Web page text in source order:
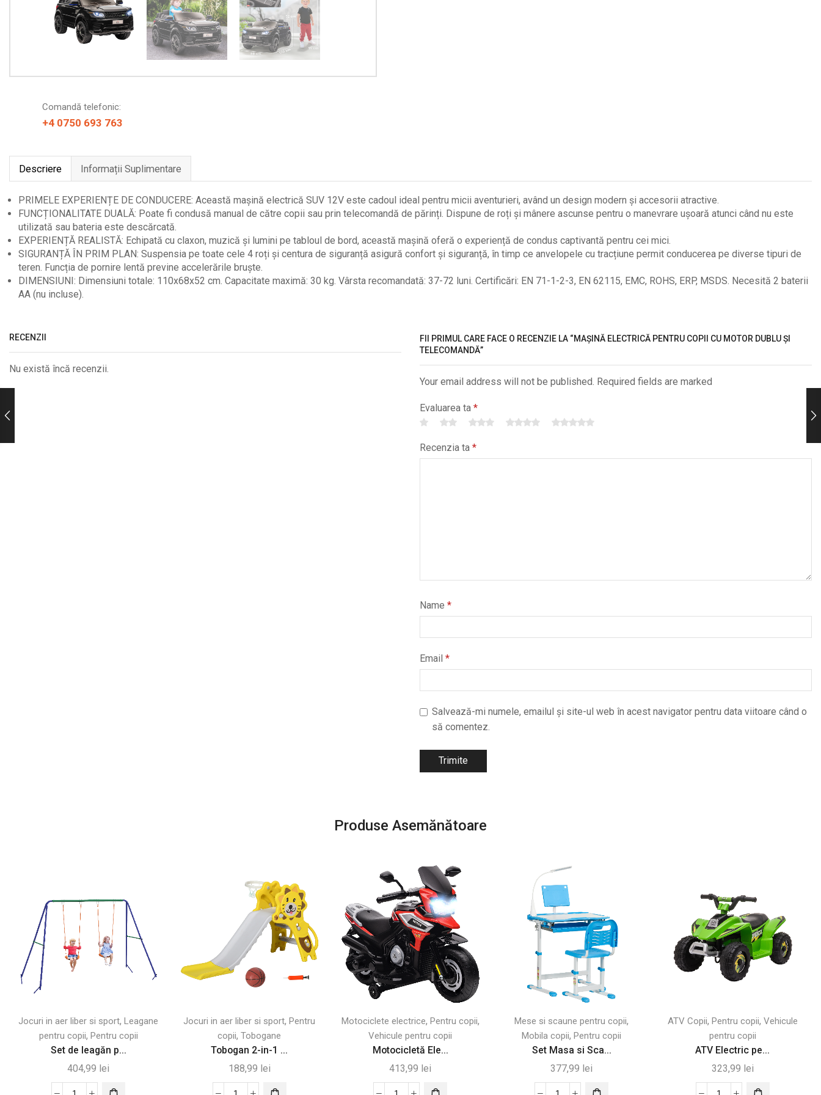
Comandă telefonic:
+4 0750 693 763
Descriere Informații Suplimentare
PRIMELE EXPERIENȚE DE CONDUCERE: Această mașină electrică SUV 12V este cadoul ideal pentru micii aventurieri, având un design modern și accesorii atractive.
FUNCȚIONALITATE DUALĂ: Poate fi condusă manual de către copii sau prin telecomandă de părinți. Dispune de roți și mânere ascunse pentru o manevrare ușoară atunci când nu este
utilizată sau bateria este descărcată.
EXPERIENȚĂ REALISTĂ: Echipată cu claxon, muzică și lumini pe tabloul de bord, această mașină oferă o experiență de condus captivantă pentru cei mici.
SIGURANȚĂ ÎN PRIM PLAN: Suspensia pe toate cele 4 roți și centura de siguranță asigură confort și siguranță, în timp ce anvelopele cu tracțiune permit conducerea pe diverse tipuri de
teren. Funcția de pornire lentă previne accelerările bruște.
DIMENSIUNI: Dimensiuni totale: 110x68x52 cm. Capacitate maximă: 30 kg. Vârsta recomandată: 37-72 luni. Certificări: EN 71-1-2-3, EN 62115, EMC, ROHS, ERP, MSDS. Necesită 2 baterii
AA (nu incluse).
RECENZII
Nu există încă recenzii.
FII PRIMUL CARE FACE O RECENZIE LA “MAȘINĂ ELECTRICĂ PENTRU COPII CU MOTOR DUBLU ȘI
TELECOMANDĂ”
Your email address will not be published. Required fields are marked
Evaluarea ta *
Recenzia ta *
Name *
Email *
Salvează-mi numele, emailul și site-ul web în acest navigator pentru data viitoare când o
să comentez.
Produse Asemănătoare
Jocuri in aer liber si sport,Leagane
pentru copii, Pentru copii
Set de leagăn p...
404,99 lei
Jocuri in aer liber si sport,Pentru
copii,Tobogane
Tobogan 2-in-1 ...
188,99 lei
Motociclete electrice, Pentru copii,
Vehicule pentru copii
Motocicletă Ele...
413,99 lei
Mese si scaune pentru copii,
Mobila copii,Pentru copii
Set Masa si Sca...
377,99 lei
ATV Copii, Pentru copii, Vehicule
pentru copii
ATV Electric pe...
323,99 lei